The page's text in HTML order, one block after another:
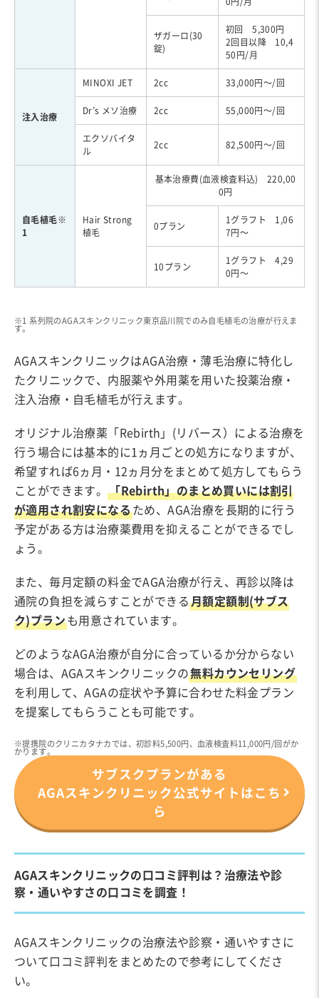
ザガーロ(30
錠)
初回 5,300円
2回目以降 10,4
50円/月
注入治療
MINOXI JET 2cc 33,000円～/回
Dr’s メソ治療 2cc 55,000円～/回
エクソバイタ
ル
2cc 82,500円～/回
自毛植毛※
1
Hair Strong
植毛
基本治療費(血液検査料込) 220,00
0円
0プラン
1グラフト 1,06
7円～
10プラン
1グラフト 4,29
0円～
※1 系列院のAGAスキンクリニック東京品川院でのみ自毛植毛の治療が行えま
す。
AGAスキンクリニックはAGA治療・薄毛治療に特化し
たクリニックで、内服薬や外用薬を用いた投薬治療・
注入治療・自毛植毛が行えます。
オリジナル治療薬「Rebirth」(リバース）による治療を
行う場合には基本的に1ヵ月ごとの処方になりますが、
希望すれば6ヵ月・12ヵ月分をまとめて処方してもらう
ことができます。「Rebirth」のまとめ買いには割引
が適用され割安になるため、AGA治療を長期的に行う
予定がある方は治療薬費用を抑えることができるでし
ょう。
また、毎月定額の料金でAGA治療が行え、再診以降は
通院の負担を減らすことができる月額定額制(サブス
ク)プランも用意されています。
どのようなAGA治療が自分に合っているか分からない
場合は、AGAスキンクリニックの無料カウンセリング
を利用して、AGAの症状や予算に合わせた料金プラン
を提案してもらうことも可能です。
※提携院のクリニカタナカでは、初診料5,500円、血液検査料11,000円/回がか
かります。
サブスクプランがある
AGAスキンクリニック公式サイトはこち
ら
AGAスキンクリニックの口コミ評判は？治療法や診
察・通いやすさの口コミを調査！
AGAスキンクリニックの治療法や診察・通いやすさに
ついて口コミ評判をまとめたので参考にしてくださ
い。